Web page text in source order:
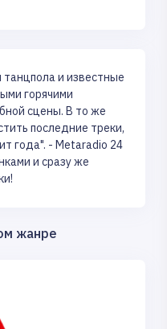
и известные
горячими
сцены. В то же
последние треки,
года". - Metaradio 24
и сразу же
жанре